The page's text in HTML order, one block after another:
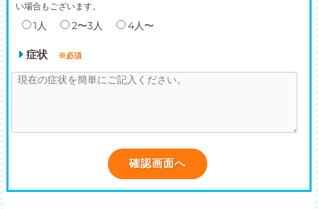
い場合もございます。
1人 2〜3人 4人〜
症状 ※必須